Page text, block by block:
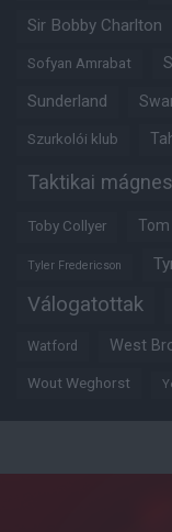
Sir Bobby Charlton
Sofyan Amrabat
Sunderland
Szurkolói klub
Taktikai
Toby Collyer
Tyler Fredericson
Válogatottak
Watford West
Wout Weghorst